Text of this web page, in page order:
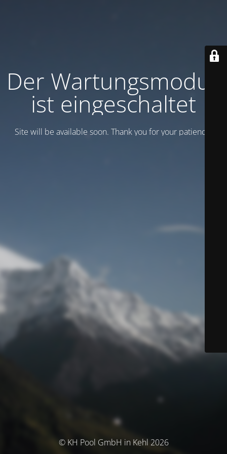
Der Wartungsmodus
ist eingeschaltet
Site will be available soon. Thank you for your patience!
© KH Pool GmbH in Kehl 2026